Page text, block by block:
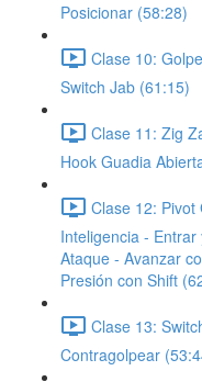
Posicionar (58:28)
Clase 10:
Switch Jab (61:15)
Clase 11: Zig
Hook Guadia
Clase 12: Pivot
Inteligencia -
Ataque - Avanzar
Presión con Shift
Clase 13:
Contragolpear